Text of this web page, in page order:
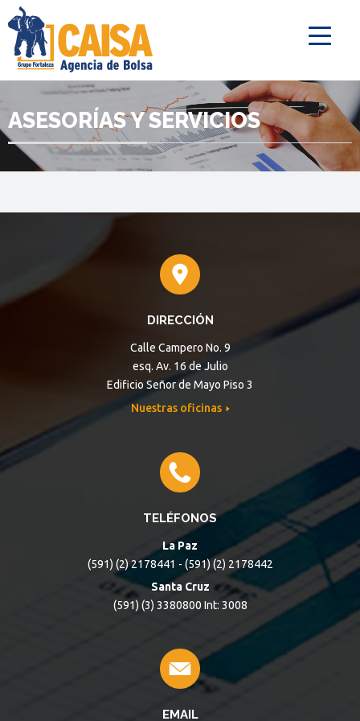
ASESORÍAS Y SERVICIOS
DIRECCIÓN
Calle Campero No. 9
esq. Av. 16 de Julio
Edificio Señor de Mayo Piso 3
Nuestras oficinas
TELÉFONOS
La Paz
(591) (2) 2178441 - (591) (2) 2178442
Santa Cruz
(591) (3) 3380800 Int: 3008
EMAIL